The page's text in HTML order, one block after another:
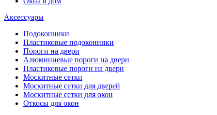
Аксессуары
Подоконники
Пластиковые подоконники
Пороги на двери
Алюминиевые пороги на двери
Пластиковые пороги на двери
Москитные сетки
Москитные сетки для дверей
Москитные сетки для окон
Откосы для окон